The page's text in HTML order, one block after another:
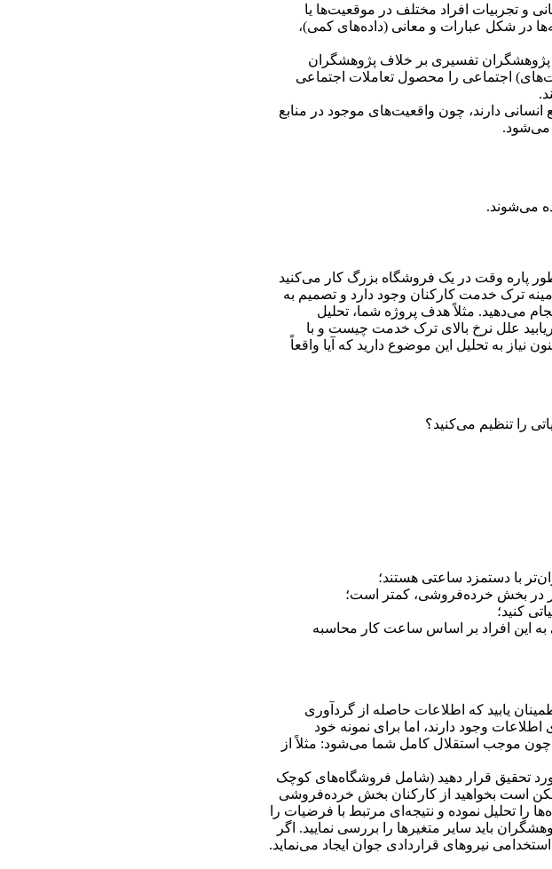
تحت تأثیر معانی و تجربیات افراد مختلف در موقعیت‌ها یا
در شکل عبارات و معانی (داده‌های کمی)،
پژوهشگران تفسیری بر خلاف پژوهشگران
اجتماعی را محصول تعاملات اجتماعی
انسانی دارند، چون واقعیت‌های موجود در منابع
می‌شود.
می‌شوند.
پاره وقت در یک فروشگاه بزرگ کار می‌کنید
ترک خدمت کارکنان وجود دارد و تصمیم به
می‌دهید. مثلاً هدف پروژه شما، تحلیل
علل نرخ بالای ترک خدمت چیست و با
به تحلیل این موضوع دارید که آیا واقعاً
را تنظیم می‌کنید؟
با دستمزد ساعتی هستند؛
در بخش خرده‌فروشی، کمتر است؛
کنید؛
به این افراد بر اساس ساعت کار محاسبه
یابید که اطلاعات حاصله از گردآوری
وجود دارند، اما برای نمونه خود
چون موجب استقلال کامل شما می‌شود: مثلاً از
را جمع‌آوری نمود. بنابراین می‌توانید نمونه‌ای از 100 شرکت را مورد تحقیق قرار دهید (شامل فروشگاه‌های کوچک
است بخواهید از کارکنان بخش خرده‌فروشی
را تحلیل نموده و نتیجه‌ای مرتبط با فرضیات را
باید سایر متغیرها را بررسی نمایید. اگر
نیروهای قراردادی جوان ایجاد می‌نماید.